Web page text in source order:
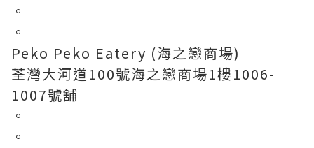
。
。
Peko Peko Eatery (海之戀商場)
荃灣大河道100號海之戀商場1樓1006-
1007號舖
。
。